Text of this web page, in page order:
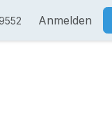
Anmelden